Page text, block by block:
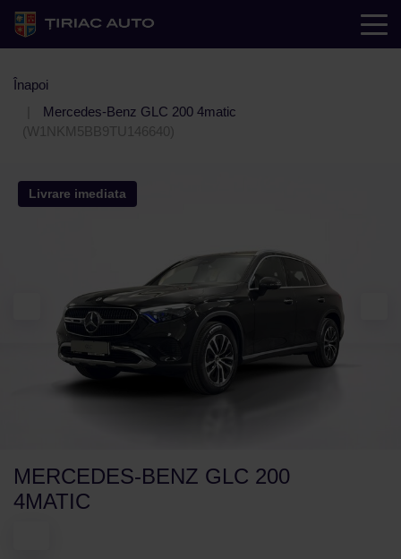
Înapoi
Mercedes-Benz GLC 200 4matic
(W1NKM5BB9TU146640)
Livrare imediata
MERCEDES-BENZ GLC 200
4MATIC